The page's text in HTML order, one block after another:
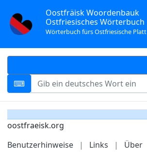
Oostfräisk Woordenbauk
Ostfriesisches Wörterbuch
Wörterbuch fürs Ostfriesische Platt
oostfraeisk.org
Benutzerhinweise
| Links | Über